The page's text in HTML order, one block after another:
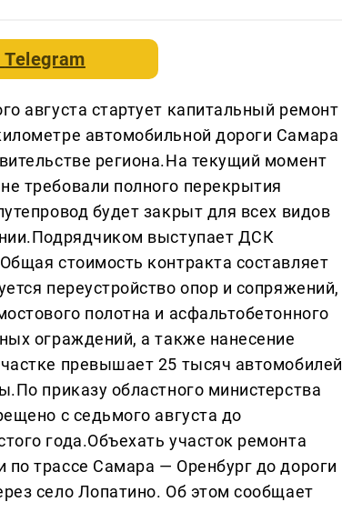
Telegram
августа стартует капитальный ремонт
автомобильной дороги Самара
региона.На текущий момент
требовали полного перекрытия
будет закрыт для всех видов
выступает ДСК
стоимость контракта составляет
переустройство опор и сопряжений,
полотна и асфальтобетонного
ограждений, а также нанесение
превышает 25 тысяч автомобилей
приказу областного министерства
с седьмого августа до
года.Объехать участок ремонта
трассе Самара — Оренбург до дороги
село Лопатино. Об этом сообщает